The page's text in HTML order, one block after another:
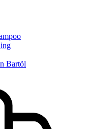
Bartöl